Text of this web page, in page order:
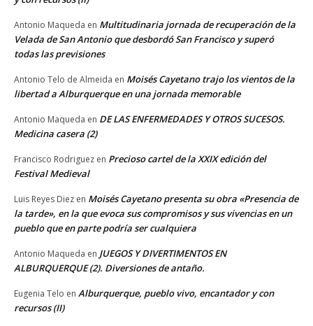
Antonio Maqueda en Multitudinaria jornada de recuperación de la
Velada de San Antonio que desbordó San Francisco y superó
todas las previsiones
Antonio Telo de Almeida en Moisés Cayetano trajo los vientos de la
libertad a Alburquerque en una jornada memorable
Antonio Maqueda en DE LAS ENFERMEDADES Y OTROS SUCESOS.
Medicina casera (2)
Francisco Rodriguez en Precioso cartel de la XXIX edición del
Festival Medieval
Luis Reyes Diez en Moisés Cayetano presenta su obra «Presencia de
la tarde», en la que evoca sus compromisos y sus vivencias en un
pueblo que en parte podría ser cualquiera
Antonio Maqueda en JUEGOS Y DIVERTIMENTOS EN
ALBURQUERQUE (2). Diversiones de antaño.
Eugenia Telo en Alburquerque, pueblo vivo, encantador y con
recursos (II)